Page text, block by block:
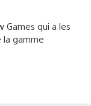
Games qui a les
gamme